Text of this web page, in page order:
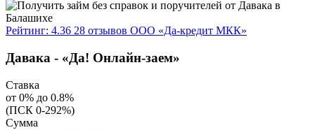
Рейтинг: 4.36 28 отзывов ООО «Да-кредит МКК»
Давака - «Да! Онлайн-заем»
Ставка
от 0% до 0.8%
(ПСК 0-292%)
Сумма